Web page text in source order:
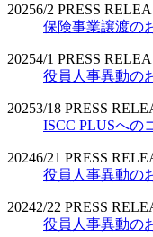
20256/2 PRESS
保険事業譲渡の
20254/1 PRESS
役員人事異動の
20253/18 PRESS
ISCC PLUSへの
20246/21 PRESS
役員人事異動の
20242/22 PRESS
役員人事異動の